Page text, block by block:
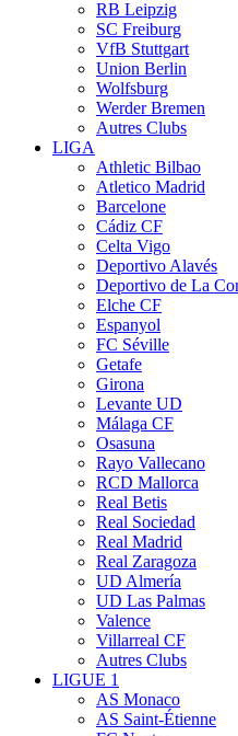
RB Leipzig
SC Freiburg
VfB Stuttgart
Union Berlin
Wolfsburg
Werder Bremen
Autres Clubs
LIGA
Athletic Bilbao
Atletico Madrid
Barcelone
Cádiz CF
Celta Vigo
Deportivo Alavés
Deportivo de La
Elche CF
Espanyol
FC Séville
Getafe
Girona
Levante UD
Málaga CF
Osasuna
Rayo Vallecano
RCD Mallorca
Real Betis
Real Sociedad
Real Madrid
Real Zaragoza
UD Almería
UD Las Palmas
Valence
Villarreal CF
Autres Clubs
LIGUE 1
AS Monaco
AS Saint-Étienne